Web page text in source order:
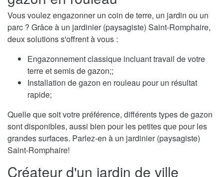
Vous voulez engazonner un coin de terre, un jardin ou un
parc ? Grâce à un jardinier (paysagiste) Saint-Romphaire,
deux solutions s'offrent à vous :
Engazonnement classique incluant travail de votre
terre et semis de gazon;;
Installation de gazon en rouleau pour un résultat
rapide;
Quelle que soit votre préférence, différents types de gazon
sont disponibles, aussi bien pour les petites que pour les
grandes surfaces. Parlez-en à un jardinier (paysagiste)
Saint-Romphaire!
Créateur d'un jardin de ville